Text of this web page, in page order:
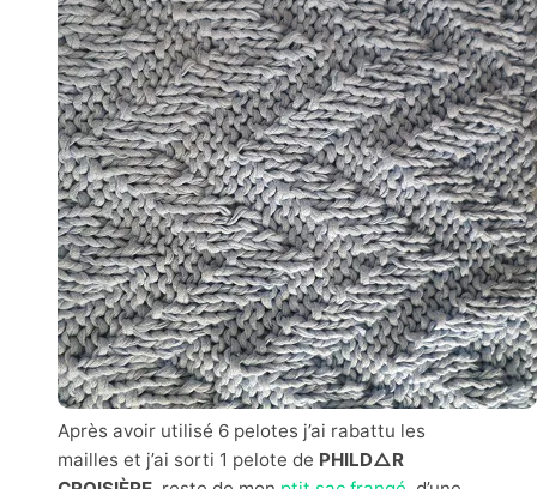
Après avoir utilisé 6 pelotes j’ai rabattu les
mailles et j’ai sorti 1 pelote de PHILD△R